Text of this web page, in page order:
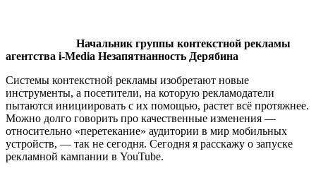
Начальник группы контекстной рекламы
агентства i-Media Незапятнанность Дерябина
Системы контекстной рекламы изобретают новые
инструменты, а посетители, на которую рекламодатели
пытаются инициировать с их помощью, растет всё протяжнее.
Можно долго говорить про качественные изменения —
относительно «перетекание» аудитории в мир мобильных
устройств, — так не сегодня. Сегодня я расскажу о запуске
рекламной кампании в YouTube.